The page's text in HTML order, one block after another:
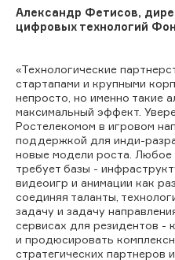
Александр Фетисов,
цифровых технологий
«Технологические
стартапами и крупными
непросто, но именно такие
максимальный эффект.
Ростелекомом в игровом
поддержкой для инди-
новые модели роста. Любое
требует базы -
видеоигр и анимации как
соединяя таланты,
задачу и задачу
сервисах для резидентов -
и продюсировать
стратегических партнеров